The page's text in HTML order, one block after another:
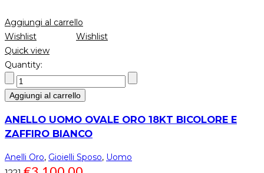
Aggiungi al carrello
Wishlist
Wishlist
Quick view
Quantity:
Aggiungi al carrello
ANELLO UOMO OVALE ORO 18KT BICOLORE E
ZAFFIRO BIANCO
Anelli Oro, Gioielli Sposo, Uomo